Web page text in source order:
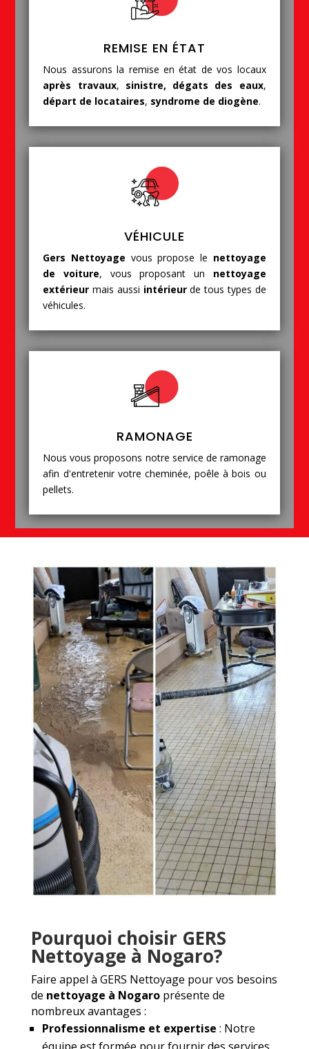
REMISE EN ÉTAT
Nous assurons la remise en état de vos locaux
après travaux, sinistre, dégats des eaux,
départ de locataires, syndrome de diogène.
VÉHICULE
Gers Nettoyage vous propose le nettoyage
de voiture, vous proposant un nettoyage
extérieur mais aussi intérieurde tous types de
véhicules.
RAMONAGE
Nous vous proposons notre service de ramonage
afin d'entretenir votre cheminée, poêle à bois ou
pellets.
Pourquoi choisir GERS
Nettoyage à Nogaro?
Faire appel à GERS Nettoyage pour vos besoins
de nettoyage à Nogaroprésente de
nombreux avantages :
Professionnalisme et expertise : Notre